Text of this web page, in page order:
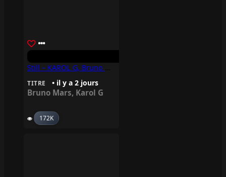
TITRE • il y a 2 jours
Bruno Mars, Karol G
172K